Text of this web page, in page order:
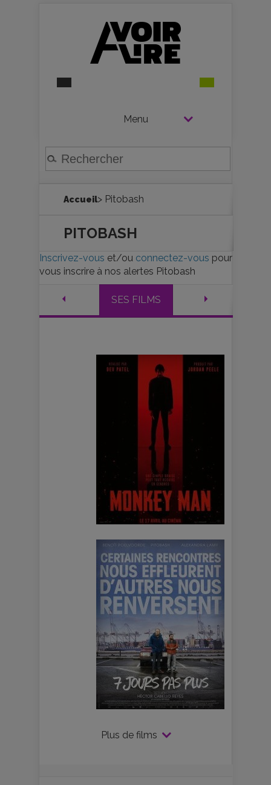
Menu
Accueil> Pitobash
PITOBASH
Inscrivez-vous et/ou connectez-vous pour
vous inscrire à nos alertes Pitobash
SES FILMS
Plus de films